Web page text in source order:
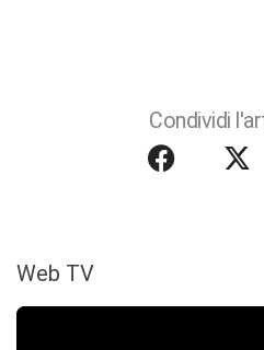
Condividi
Web TV